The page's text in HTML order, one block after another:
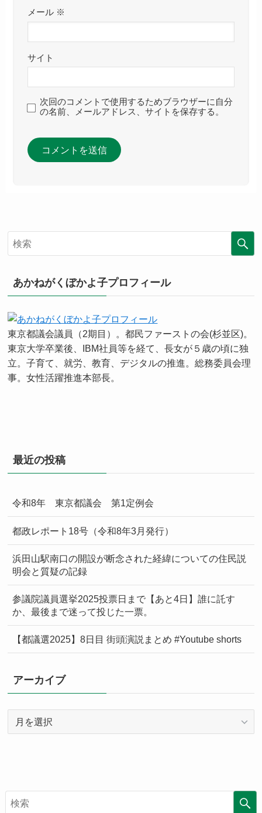
メール ※
サイト
次回のコメントで使用するためブラウザーに自分
の名前、メールアドレス、サイトを保存する。
あかねがくぼかよ子プロフィール
東京都議会議員（2期目）。都民ファーストの会(杉並区)。
東京大学卒業後、IBM社員等を経て、長女が５歳の頃に独
立。子育て、就労、教育、デジタルの推進。総務委員会理
事。女性活躍推進本部長。
最近の投稿
令和8年 東京都議会 第1定例会
都政レポート18号（令和8年3月発行）
浜田山駅南口の開設が断念された経緯についての住民説
明会と質疑の記録
参議院議員選挙2025投票日まで【あと4日】誰に託す
か、最後まで迷って投じた一票。
【都議選2025】8日目 街頭演説まとめ #Youtube shorts
アーカイブ